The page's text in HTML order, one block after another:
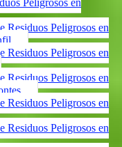
Peligrosos en
Residuos Peligrosos en
Residuos Peligrosos en
Residuos Peligrosos en
Residuos Peligrosos en
Residuos Peligrosos en